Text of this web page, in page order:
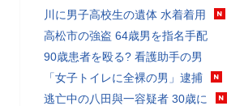
川に男子高校生の遺体 水着着用
高松市の強盗 64歳男を指名手配
90歳患者を殴る? 看護助手の男
「女子トイレに全裸の男」逮捕
逃亡中の八田與一容疑者 30歳に